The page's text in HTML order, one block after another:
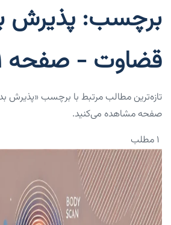
برچسب: پذیرش
قضاوت - صفحه 1
تازه‌ترین مطالب مرتبط با برچسب «پذیرش
صفحه مشاهده می‌کنید.
۱ مطلب